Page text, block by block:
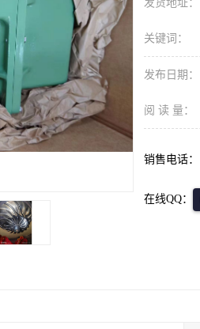
发货地址：
关键词：
发布日期：
阅 读 量：
销售电话：
在线QQ：